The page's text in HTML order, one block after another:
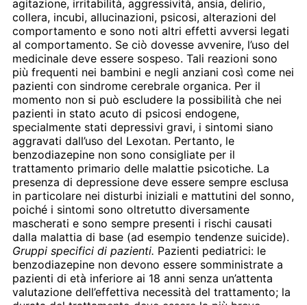
agitazione, irritabilità, aggressività, ansia, delirio,
collera, incubi, allucinazioni, psicosi, alterazioni del
comportamento e sono noti altri effetti avversi legati
al comportamento. Se ciò dovesse avvenire, l’uso del
medicinale deve essere sospeso. Tali reazioni sono
più frequenti nei bambini e negli anziani così come nei
pazienti con sindrome cerebrale organica. Per il
momento non si può escludere la possibilità che nei
pazienti in stato acuto di psicosi endogene,
specialmente stati depressivi gravi, i sintomi siano
aggravati dall’uso del Lexotan. Pertanto, le
benzodiazepine non sono consigliate per il
trattamento primario delle malattie psicotiche. La
presenza di depressione deve essere sempre esclusa
in particolare nei disturbi iniziali e mattutini del sonno,
poiché i sintomi sono oltretutto diversamente
mascherati e sono sempre presenti i rischi causati
dalla malattia di base (ad esempio tendenze suicide).
Gruppi specifici di pazienti. Pazienti pediatrici: le
benzodiazepine non devono essere somministrate a
pazienti di età inferiore ai 18 anni senza un’attenta
valutazione dell’effettiva necessità del trattamento; la